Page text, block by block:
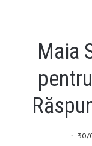
Maia
30/